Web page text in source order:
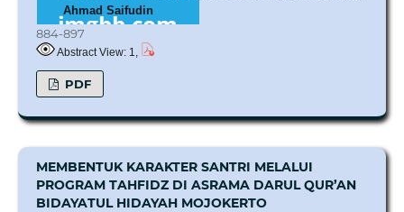
Ahmad Saifudin
884-897
Abstract View: 1,
PDF
MEMBENTUK KARAKTER SANTRI MELALUI
PROGRAM TAHFIDZ DI ASRAMA DARUL QUR’AN
BIDAYATUL HIDAYAH MOJOKERTO